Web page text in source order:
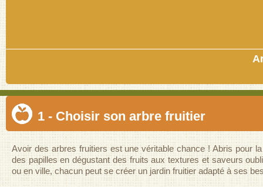
1 - Choisir son arbre fruitier
Avoir des arbres fruitiers est une véritable chance ! Abris pour
des papilles en dégustant des fruits aux textures et saveurs
ou en ville, chacun peut se créer un jardin fruitier adapté à ses